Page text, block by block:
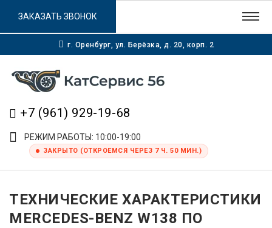
г. Оренбург, ул. Берёзка, д. 20, корп. 2
+7 (961) 929-19-68
РЕЖИМ РАБОТЫ: 10:00-19:00
ЗАКРЫТО (ОТКРОЕМСЯ ЧЕРЕЗ 7 Ч. 50 МИН.)
ЗАКАЗАТЬ ЗВОНОК
ТЕХНИЧЕСКИЕ ХАРАКТЕРИСТИКИ
MERCEDES-BENZ W138 ПО